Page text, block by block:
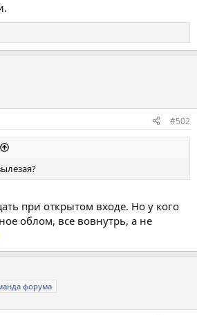
#502
при открытом входе. Но у кого
облом, все вовнутрь, а не
форума